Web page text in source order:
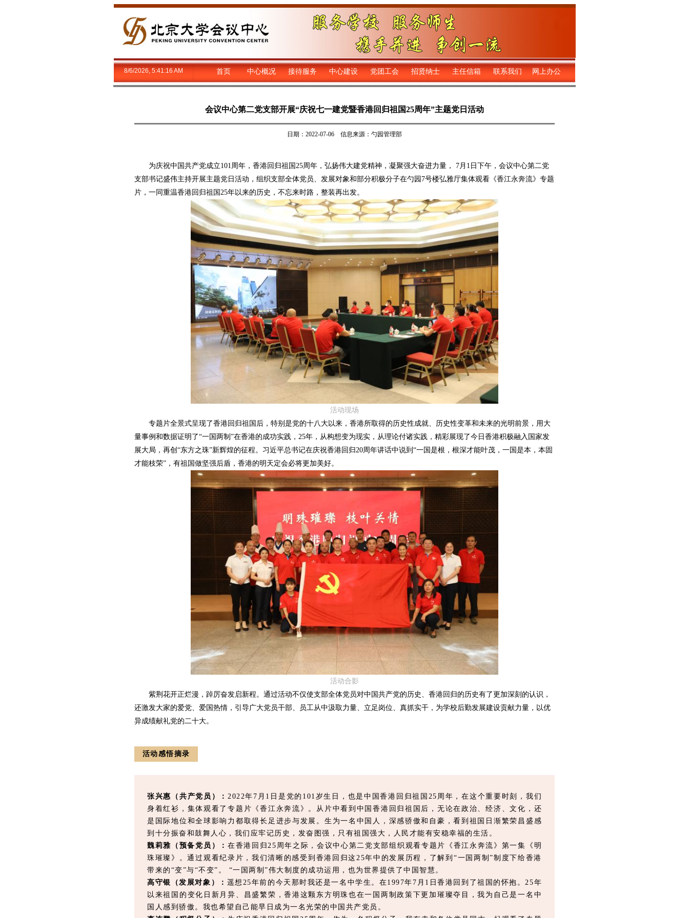
8/6/2026, 5:41:17 AM 首页 中心概况 接待服务 中心建设 党团工会 招贤纳士 主任信箱 联系我们 网上办公
会议中心第二党支部开展“庆祝七一建党暨香港回归祖国25周年”主题党日活动
日期：2022-07-06 信息来源：勺园管理部
为庆祝中国共产党成立101周年，香港回归祖国25周年，弘扬伟大建党精神，凝聚强大奋进力量， 7月1日下午，会议中心第二党
支部书记盛伟主持开展主题党日活动，组织支部全体党员、发展对象和部分积极分子在勺园7号楼弘雅厅集体观看《香江永奔流》专题
片，一同重温香港回归祖国25年以来的历史，不忘来时路，整装再出发。
活动现场
专题片全景式呈现了香港回归祖国后，特别是党的十八大以来，香港所取得的历史性成就、历史性变革和未来的光明前景，用大
量事例和数据证明了“一国两制”在香港的成功实践，25年，从构想变为现实，从理论付诸实践，精彩展现了今日香港积极融入国家发
展大局，再创“东方之珠”新辉煌的征程。习近平总书记在庆祝香港回归20周年讲话中说到“一国是根，根深才能叶茂，一国是本，本固
才能枝荣”，有祖国做坚强后盾，香港的明天定会必将更加美好。
活动合影
紫荆花开正烂漫，踔厉奋发启新程。通过活动不仅使支部全体党员对中国共产党的历史、香港回归的历史有了更加深刻的认识，
还激发大家的爱党、爱国热情，引导广大党员干部、员工从中汲取力量、立足岗位、真抓实干，为学校后勤发展建设贡献力量，以优
异成绩献礼党的二十大。
活动感悟摘录
张兴惠（共产党员）：2022年7月1日是党的101岁生日，也是中国香港回归祖国25周年，在这个重要时刻，我们
身着红衫，集体观看了专题片《香江永奔流》。从片中看到中国香港回归祖国后，无论在政治、经济、文化，还
是国际地位和全球影响力都取得长足进步与发展。生为一名中国人，深感骄傲和自豪，看到祖国日渐繁荣昌盛感
到十分振奋和鼓舞人心，我们应牢记历史，发奋图强，只有祖国强大，人民才能有安稳幸福的生活。
魏莉雅（预备党员）： 在香港回归25周年之际，会议中心第二党支部组织观看专题片《香江永奔流》第一集《明
珠璀璨》。通过观看纪录片，我们清晰的感受到香港回归这25年中的发展历程，了解到“一国两制”制度下给香港
带来的“变”与“不变”。 “一国两制”伟大制度的成功运用，也为世界提供了中国智慧。
高守银（发展对象）： 遥想25年前的今天那时我还是一名中学生。在1997年7月1日香港回到了祖国的怀抱。25年
以来祖国的变化日新月异、昌盛繁荣，香港这颗东方明珠也在一国两制政策下更加璀璨夺目，我为自己是一名中
国人感到骄傲。我也希望自己能早日成为一名光荣的中国共产党员。